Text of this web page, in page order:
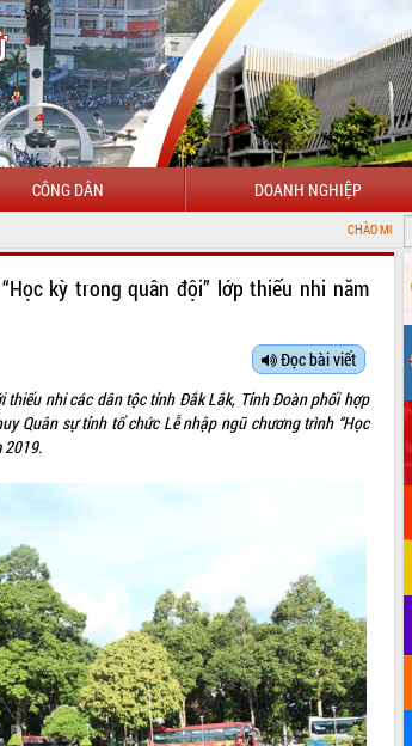
CÔNG DÂN DOANH NGHIỆP
CHÀO MỪNG ĐẾN VỚI CỔNG THÔNG
kỳ trong quân đội” lớp thiếu nhi năm
Đọc bài viết
thiếu nhi các dân tộc tỉnh Đắk Lắk, Tỉnh Đoàn phối hợp
Quân sự tỉnh tổ chức Lễ nhập ngũ chương trình “Học
2019.